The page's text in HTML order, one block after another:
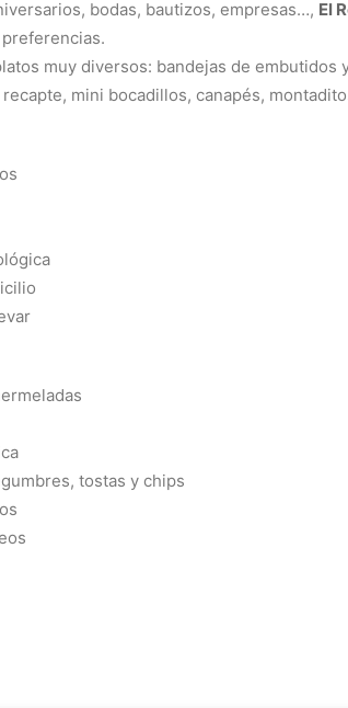
bodas, bautizos, empresas…, El
muy diversos: bandejas de
mini bocadillos, canapés,
tostas y chips